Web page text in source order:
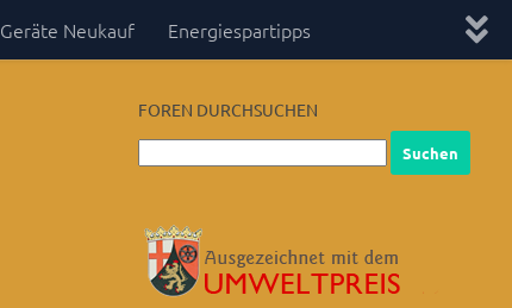
Geräte Neukauf Energiespartipps
FOREN DURCHSUCHEN